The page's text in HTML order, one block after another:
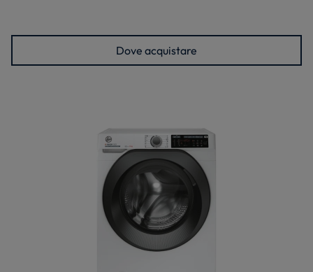
Dove acquistare